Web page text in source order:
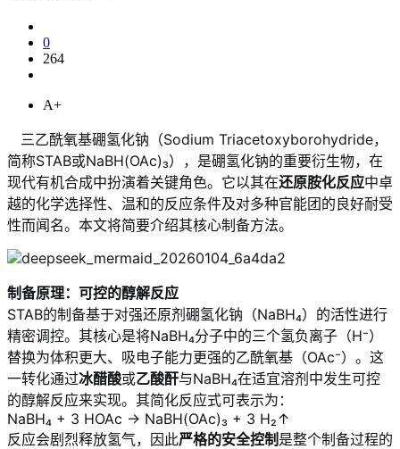
0
264
A+
三乙酰氧基硼氢化钠（Sodium Triacetoxyborohydride，
简称STAB或NaBH(OAc)₃），是硼氢化钠的重要衍生物，在
现代有机合成中扮演着关键角色。它以其在还原胺化反应中卓
越的化学选择性、温和的反应条件及对多种官能团的良好耐受
性而闻名。本文将简要介绍其核心制备方法。
制备原理：可控的醇解反应
STAB的制备基于对强还原剂硼氢化钠（NaBH₄）的活性进行
精密调控。其核心是将NaBH₄分子中的三个氢负离子（H⁻）
替换为体积更大、吸电子能力更强的乙酰氧基（OAc⁻）。这
一转化通过冰醋酸或乙酸酐与NaBH₄在适宜溶剂中发生可控
的醇解反应来实现。其简化反应式可表示为：
NaBH₄ + 3 HOAc → NaBH(OAc)₃ + 3 H₂↑
反应会剧烈释放氢气，因此严格的安全控制 是整个制备过程的